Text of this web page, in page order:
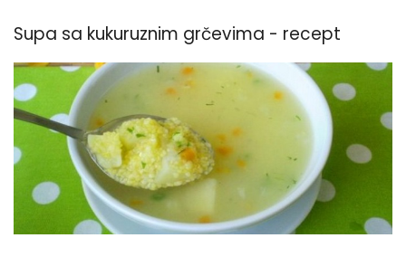
Supa sa kukuruznim grčevima - recept